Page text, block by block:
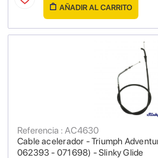
AÑADIR AL CARRITO
Cable acelerador - Triumph
062393 - 071698) - Slinky Glide
Referencia : AC4630